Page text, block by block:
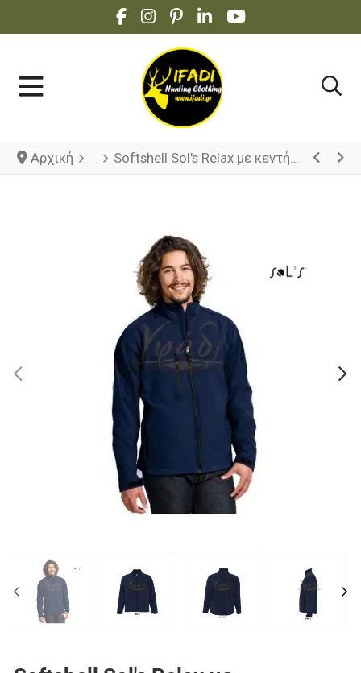
FACEBOOK SOCIAL LINK
INSTAGRAM SOCIAL LINK
PINTEREST SOCIAL LINK
LINKEDIN SOCIAL LINK
YOUTUBE SOCIAL
Αρχική Softshell Sol's Relax με κεντήματα ΕΛ.ΑΣ ή Σωφρ.Ιδρυμάτων
PREV